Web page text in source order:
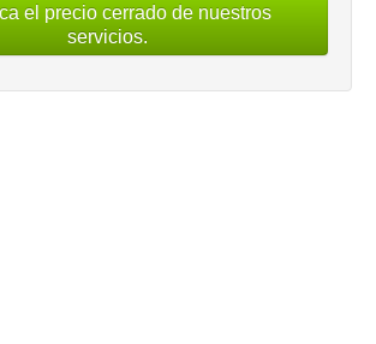
el precio cerrado de nuestros
servicios.